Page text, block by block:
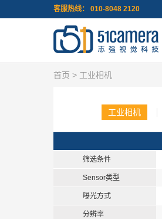
客服热线： 010-8048 2120
首页 > 工业相机
工业相机
筛选条件
Sensor类型
曝光方式
分辨率